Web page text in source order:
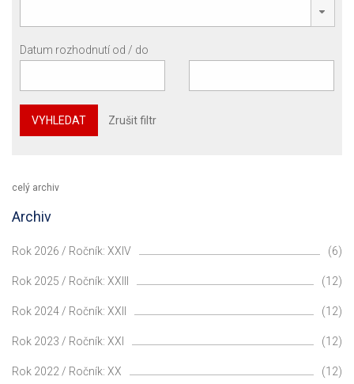
Datum rozhodnutí od / do
VYHLEDAT Zrušit filtr
celý archiv
Archiv
Rok 2026 / Ročník: XXIV (6)
Rok 2025 / Ročník: XXIII (12)
Rok 2024 / Ročník: XXII (12)
Rok 2023 / Ročník: XXI (12)
Rok 2022 / Ročník: XX (12)